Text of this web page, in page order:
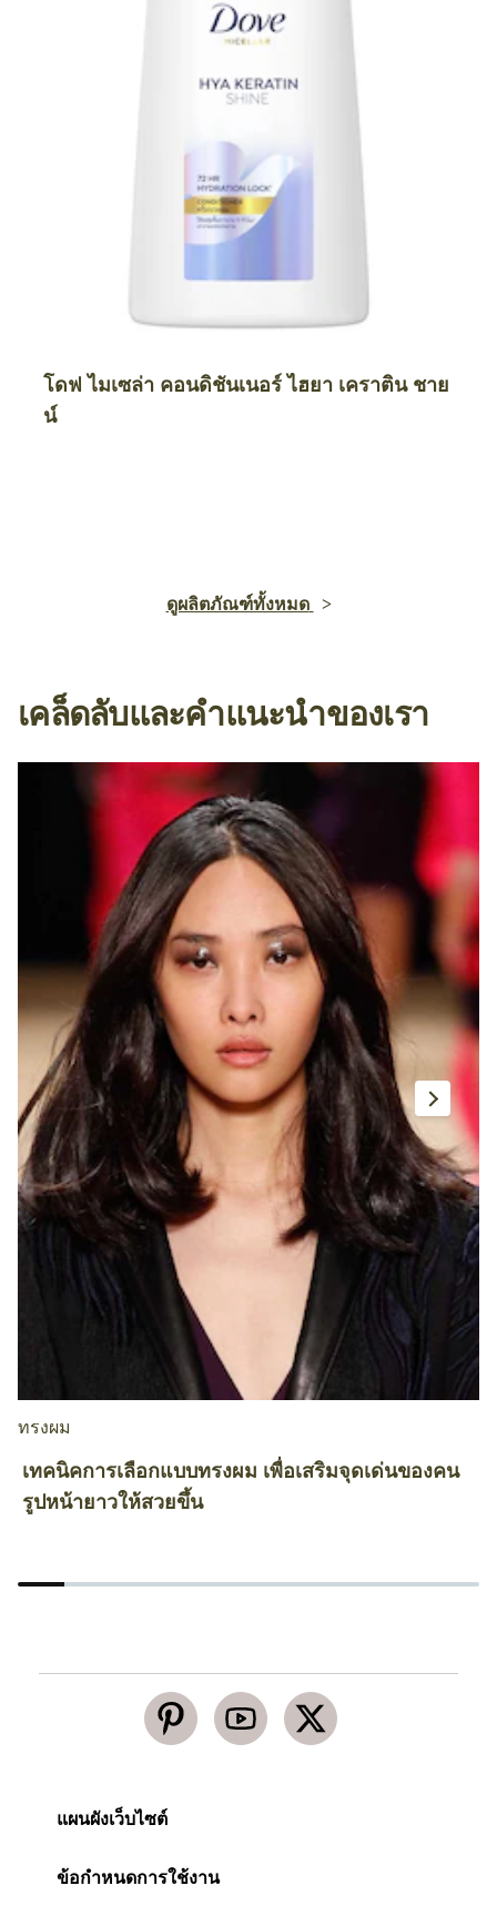
โดฟ ไมเซล่า คอนดิชันเนอร์ ไฮยา เคราติน ชาย
น์
ดูผลิตภัณฑ์ทั้งหมด
เคล็ดลับและคำแนะนำของเรา
ทรงผม
เทคนิคการเลือกแบบทรงผม เพื่อเสริมจุดเด่นของคน
รูปหน้ายาวให้สวยขึ้น
แผนผังเว็บไซต์
ข้อกำหนดการใช้งาน